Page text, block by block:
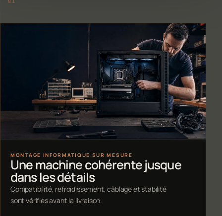
MONTAGE INFORMATIQUE SUR MESURE
Une machine cohérente jusque
dans les détails
Compatibilité, refroidissement, câblage et stabilité
sont vérifiés avant la livraison.